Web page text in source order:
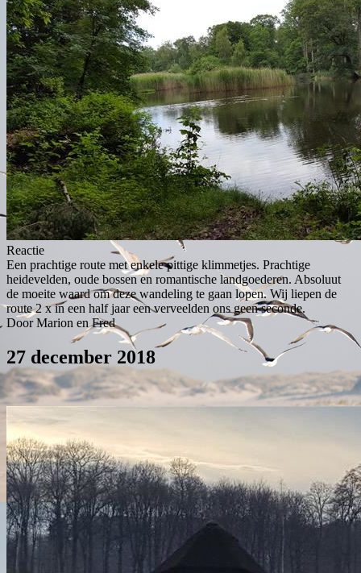
Reactie
Een prachtige route met enkele pittige klimmetjes. Prachtige
heidevelden, oude bossen en romantische landgoederen. Absoluut
de moeite waard om deze wandeling te gaan lopen. Wij liepen de
route 2 x in een half jaar een verveelden ons geen seconde.
Door Marion en Fred
27 december 2018